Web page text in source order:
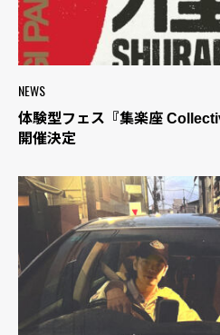
NEWS
体験型フェス『集楽座
開催決定